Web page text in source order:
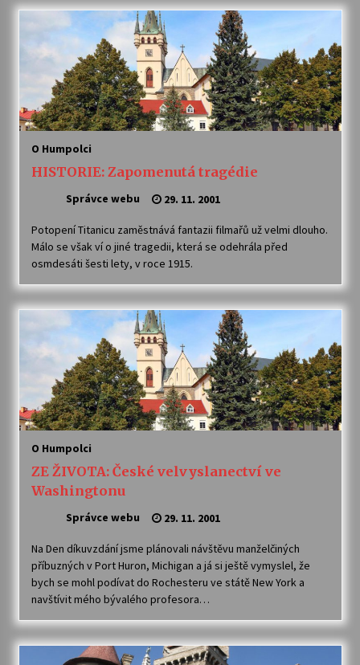
O Humpolci
HISTORIE: Zapomenutá tragédie
Správce webu 29. 11. 2001
Potopení Titanicu zaměstnává fantazii filmařů už velmi dlouho.
Málo se však ví o jiné tragedii, která se odehrála před
osmdesáti šesti lety, v roce 1915.
O Humpolci
ZE ŽIVOTA: České velvyslanectví ve
Washingtonu
Správce webu 29. 11. 2001
Na Den díkuvzdání jsme plánovali návštěvu manželčiných
příbuzných v Port Huron, Michigan a já si ještě vymyslel, že
bych se mohl podívat do Rochesteru ve státě New York a
navštívit mého bývalého profesora…